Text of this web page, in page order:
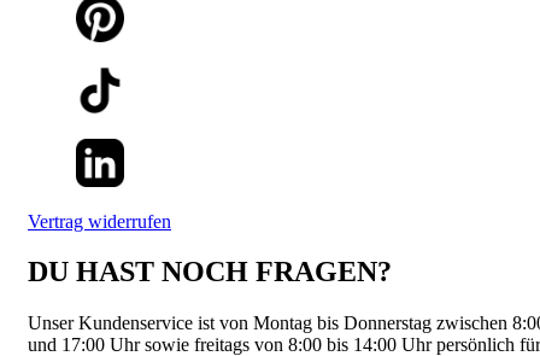
Vertrag widerrufen
DU HAST NOCH FRAGEN?
Unser Kundenservice ist von Montag bis Donnerstag zwischen
und 17:00 Uhr sowie freitags von 8:00 bis 14:00 Uhr persönlich für